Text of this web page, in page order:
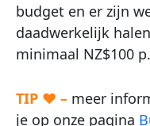
budget en er zijn
daadwerkelijk
minimaal NZ$100
TIP ♥ – meer
je op onze pagina